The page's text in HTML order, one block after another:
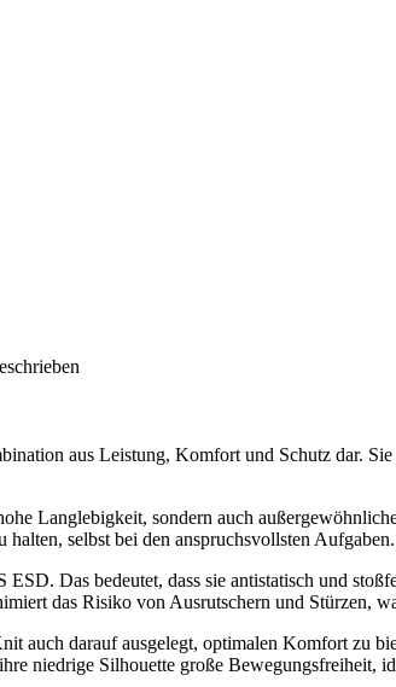
aus Leistung, Komfort und Schutz dar.
Langlebigkeit, sondern auch
selbst bei den anspruchsvollsten Aufgaben.
Das bedeutet, dass sie antistatisch und
das Risiko von Ausrutschern und Stürzen,
auch darauf ausgelegt, optimalen Komfort zu
niedrige Silhouette große Bewegungsfreiheit,